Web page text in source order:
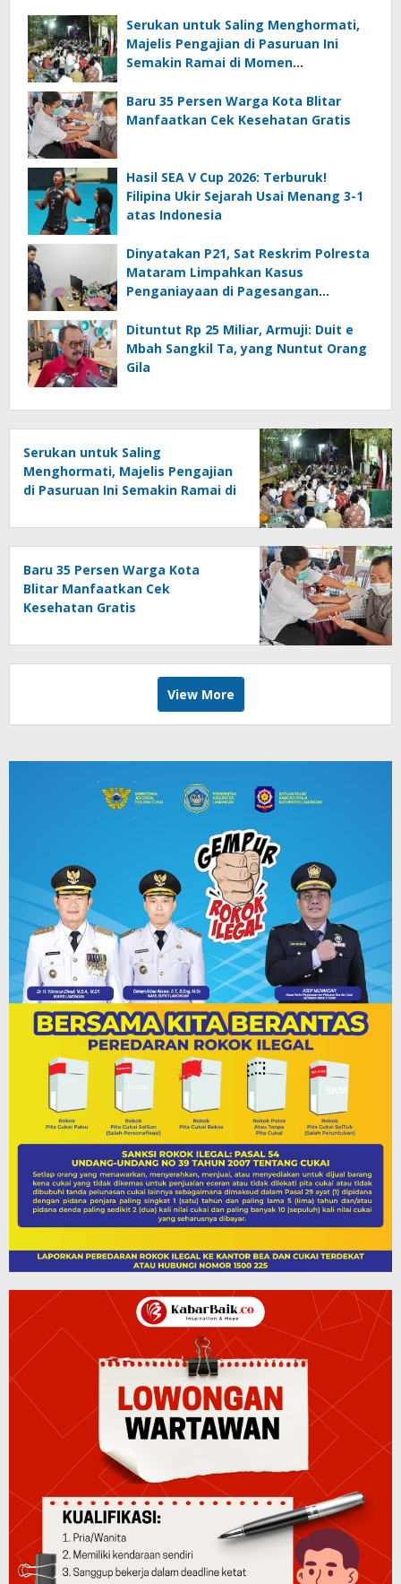
Serukan untuk Saling Menghormati,
Majelis Pengajian di Pasuruan Ini
Semakin Ramai di Momen
Baru 35 Persen Warga Kota Blitar
Manfaatkan Cek Kesehatan Gratis
Hasil SEA V Cup 2026: Terburuk!
Filipina Ukir Sejarah Usai Menang 3-1
atas Indonesia
Dinyatakan P21, Sat Reskrim Polresta
Mataram Limpahkan Kasus
Penganiayaan di Pagesangan
Dituntut Rp 25 Miliar, Armuji: Duit e
Mbah Sangkil Ta, yang Nuntut Orang
Gila
Serukan untuk Saling
Menghormati, Majelis Pengajian
di Pasuruan Ini Semakin Ramai di
Baru 35 Persen Warga Kota
Blitar Manfaatkan Cek
Kesehatan Gratis
View More